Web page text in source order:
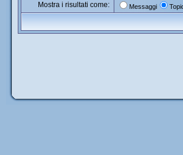
Mostra i risultati come: Messaggi